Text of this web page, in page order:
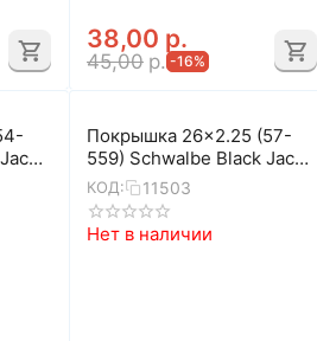
38,00 р.
45,00 р. -16%
Покрышка 26x2.25 (57-
559) Schwalbe Black Jack
K-Guard
КОД: 11503
Нет в наличии